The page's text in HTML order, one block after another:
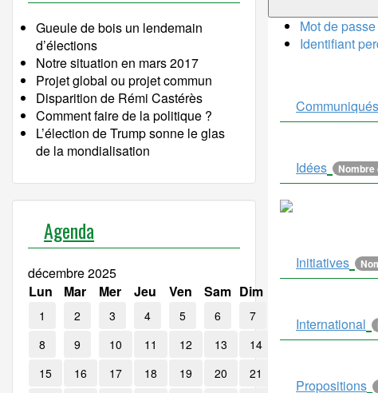
Gueule de bois un lendemain
d’élections
Notre situation en mars 2017
Projet global ou projet commun
Disparition de Rémi Castérès
Comment faire de la politique ?
L’élection de Trump sonne le glas
de la mondialisation
Agenda
décembre 2025
Lun
Mar Mer Jeu Ven Sam Dim
1 2 3 4 5 6
7
8
9 10 11 12 13
14
15
16 17 18 19 20
21
Mot de
Identifiant
Communiqués
Idées
Initiatives
International
Propositions